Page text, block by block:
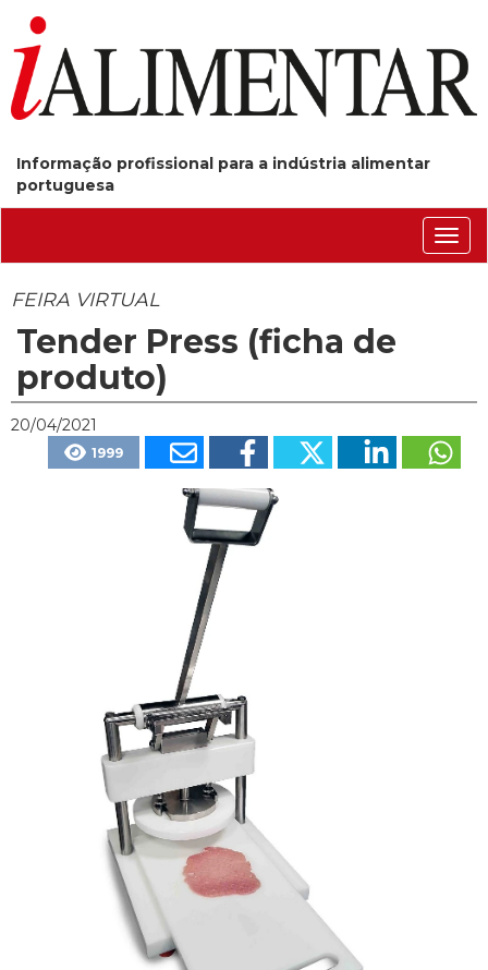
Informação profissional para a indústria alimentar
portuguesa
FEIRA VIRTUAL
Tender Press (ficha de
produto)
20/04/2021
1999